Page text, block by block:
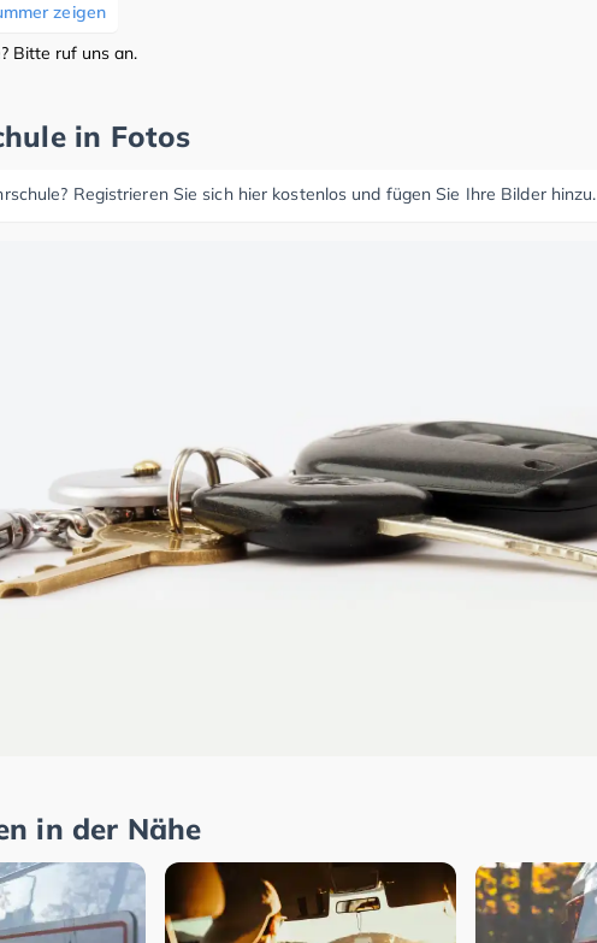
zeigen
01
Bitte ruf uns an.
in Fotos
Registrieren Sie sich hier kostenlos und fügen Sie Ihre Bilder hinzu.
in der Nähe